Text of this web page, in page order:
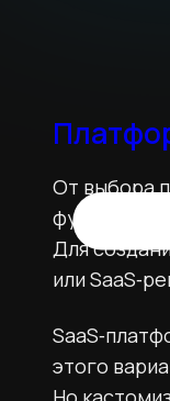
От выбора
Для
или
этого